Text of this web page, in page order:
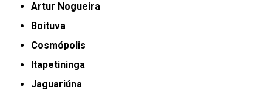
Artur Nogueira
Boituva
Cosmópolis
Itapetininga
Jaguariúna